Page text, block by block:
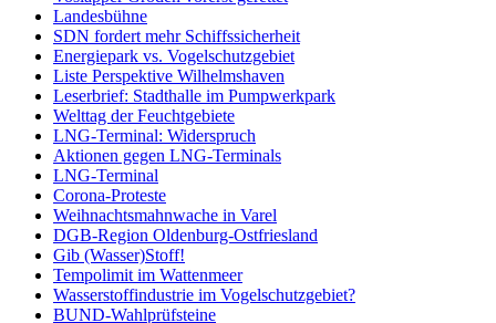
Landesbühne
SDN fordert mehr Schiffssicherheit
Energiepark vs. Vogelschutzgebiet
Liste Perspektive Wilhelmshaven
Leserbrief: Stadthalle im Pumpwerkpark
Welttag der Feuchtgebiete
LNG-Terminal: Widerspruch
Aktionen gegen LNG-Terminals
LNG-Terminal
Corona-Proteste
Weihnachtsmahnwache in Varel
DGB-Region Oldenburg-Ostfriesland
Gib (Wasser)Stoff!
Tempolimit im Wattenmeer
Wasserstoffindustrie im Vogelschutzgebiet?
BUND-Wahlprüfsteine